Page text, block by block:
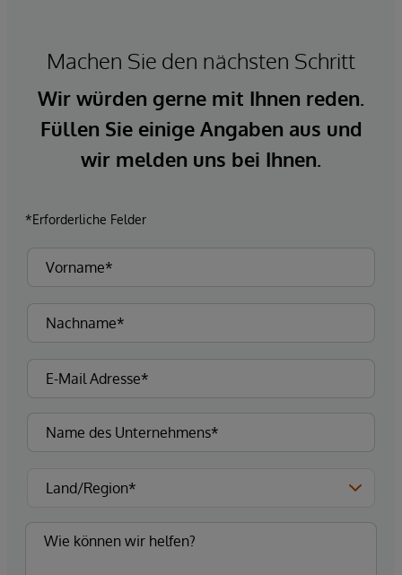
Machen Sie den nächsten Schritt
Wir würden gerne mit Ihnen reden.
Füllen Sie einige Angaben aus und
wir melden uns bei Ihnen.
*Erforderliche Felder